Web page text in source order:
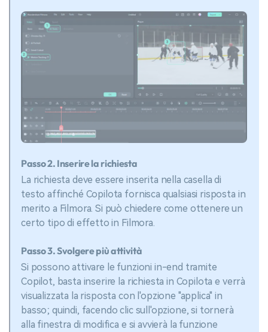
Passo 2. Inserire la richiesta
La richiesta deve essere inserita nella casella di
testo affinché Copilota fornisca qualsiasi risposta in
merito a Filmora. Si può chiedere come ottenere un
certo tipo di effetto in Filmora.
Passo 3. Svolgere più attività
Si possono attivare le funzioni in-end tramite
Copilot, basta inserire la richiesta in Copilota e verrà
visualizzata la risposta con l'opzione "applica" in
basso; quindi, facendo clic sull'opzione, si tornerà
alla finestra di modifica e si avvierà la funzione